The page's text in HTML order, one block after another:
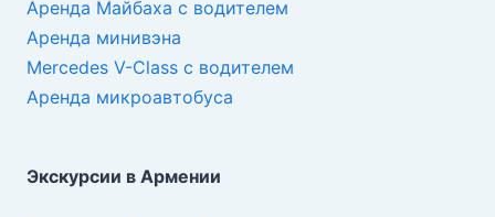
Аренда Майбаха с водителем
Аренда минивэна
Mercedes V-Class с водителем
Аренда микроавтобуса
Экскурсии в Армении